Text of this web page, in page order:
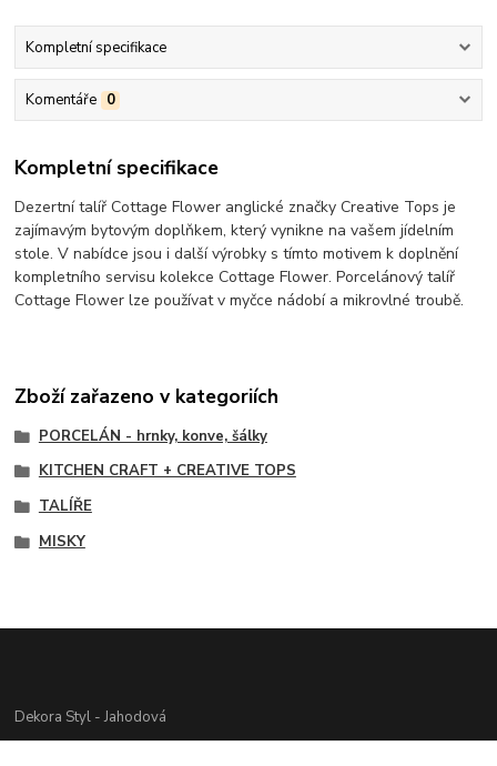
Kompletní specifikace
Komentáře 0
Kompletní specifikace
Dezertní talíř Cottage Flower anglické značky Creative Tops je
zajímavým bytovým doplňkem, který vynikne na vašem jídelním
stole. V nabídce jsou i další výrobky s tímto motivem k doplnění
kompletního servisu kolekce Cottage Flower. Porcelánový talíř
Cottage Flower lze používat v myčce nádobí a mikrovlné troubě.
Zboží zařazeno v kategoriích
PORCELÁN - hrnky, konve, šálky
KITCHEN CRAFT + CREATIVE TOPS
TALÍŘE
MISKY
Dekora Styl - Jahodová